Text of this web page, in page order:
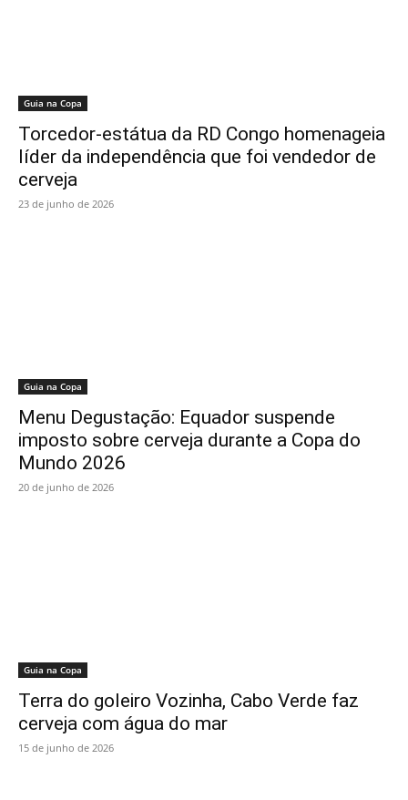
Guia na Copa
Torcedor-estátua da RD Congo homenageia
líder da independência que foi vendedor de
cerveja
23 de junho de 2026
Guia na Copa
Menu Degustação: Equador suspende
imposto sobre cerveja durante a Copa do
Mundo 2026
20 de junho de 2026
Guia na Copa
Terra do goleiro Vozinha, Cabo Verde faz
cerveja com água do mar
15 de junho de 2026